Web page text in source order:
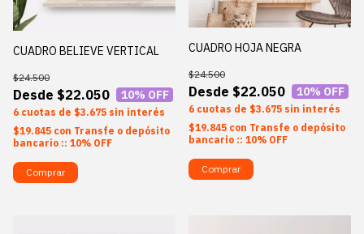
CUADRO BELIEVE VERTICAL
$22.050
$24.500
10% OFF
6 $3.675 sin interés
$19.845 con Transfe o depósito
bancario :: 10% OFF
Comprar
CUADRO HOJA NEGRA
$22.050
$24.500
10% OFF
6 $3.675 sin interés
$19.845 con Transfe o depósito
bancario :: 10% OFF
Comprar